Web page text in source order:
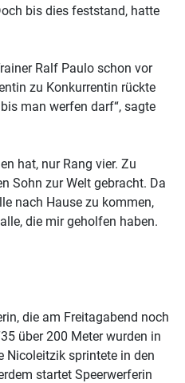
bis dies feststand, hatte
Ralf Paulo schon vor
zu Konkurrentin rückte
man werfen darf“, sagte
hat, nur Rang vier. Zu
Sohn zur Welt gebracht. Da
nach Hause zu kommen,
die mir geholfen haben.
die am Freitagabend noch
über 200 Meter wurden in
Nicoleitzik sprintete in den
startet Speerwerferin